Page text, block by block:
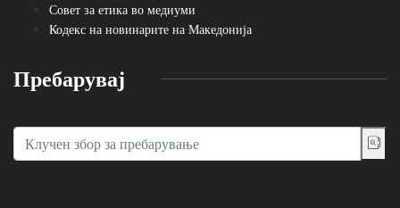
Совет за етика во медиуми
Кодекс на новинарите на Македонија
Пребарувај